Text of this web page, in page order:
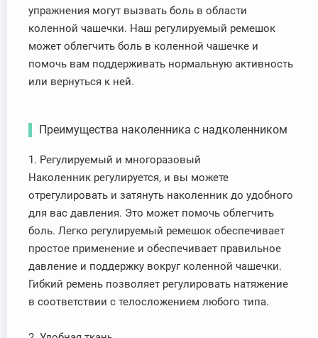
упражнения могут вызвать боль в области
коленной чашечки. Наш регулируемый ремешок
может облегчить боль в коленной чашечке и
помочь вам поддерживать нормальную активность
или вернуться к ней.
Преимущества наколенника с надколенником
1. Регулируемый и многоразовый
Наколенник регулируется, и вы можете
отрегулировать и затянуть наколенник до удобного
для вас давления. Это может помочь облегчить
боль. Легко регулируемый ремешок обеспечивает
простое применение и обеспечивает правильное
давление и поддержку вокруг коленной чашечки.
Гибкий ремень позволяет регулировать натяжение
в соответствии с телосложением любого типа.